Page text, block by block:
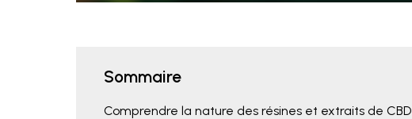
Sommaire
Comprendre la nature des résines et extraits de CBD